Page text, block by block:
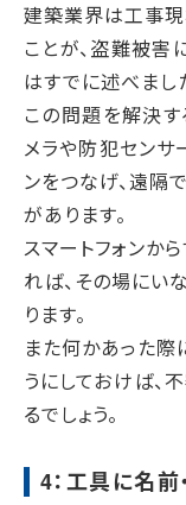
建築業界は工事現
ことが、盗難被害
はすでに述べまし
この問題を解決
メラや防犯センサ
ンをつなげ、遠隔
があります。
スマートフォンか
れば、その場にい
ります。
また何かあった際
うにしておけば、
るでしょう。
4：工具に名